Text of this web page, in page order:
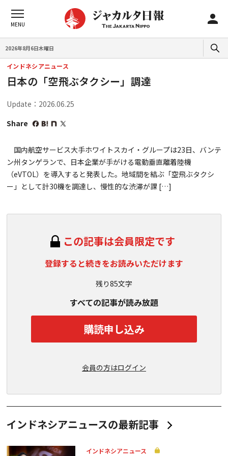
2026年8月6日木曜日
インドネシアニュース
日本の「空飛ぶタクシー」調達
Update：2026.06.25
Share
国内航空サービス大手ホワイトスカイ・グループは23日、バンテ
ン州タンゲランで、日本企業が手がける電動垂直離着陸機
（eVTOL）を導入すると発表した。地域間を結ぶ「空飛ぶタクシ
ー」として計30機を調達し、慢性的な渋滞が課 […]
この記事は会員限定です
登録すると続きをお読みいただけます
残り85文字
すべての記事が読み放題
購読申し込み
会員の方はログイン
インドネシアニュースの最新記事
インドネシアニュース